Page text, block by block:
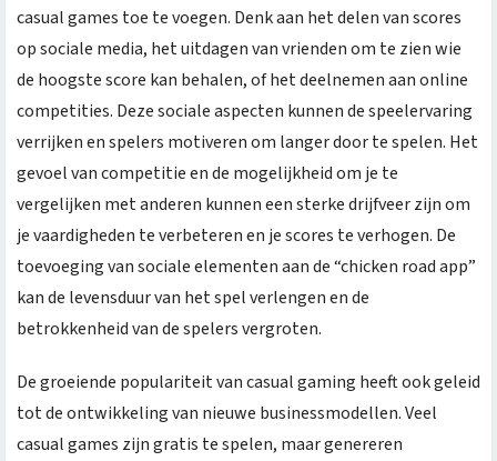
casual games toe te voegen. Denk aan het delen van scores
op sociale media, het uitdagen van vrienden om te zien wie
de hoogste score kan behalen, of het deelnemen aan online
competities. Deze sociale aspecten kunnen de speelervaring
verrijken en spelers motiveren om langer door te spelen. Het
gevoel van competitie en de mogelijkheid om je te
vergelijken met anderen kunnen een sterke drijfveer zijn om
je vaardigheden te verbeteren en je scores te verhogen. De
toevoeging van sociale elementen aan de “chicken road app”
kan de levensduur van het spel verlengen en de
betrokkenheid van de spelers vergroten.
De groeiende populariteit van casual gaming heeft ook geleid
tot de ontwikkeling van nieuwe businessmodellen. Veel
casual games zijn gratis te spelen, maar genereren